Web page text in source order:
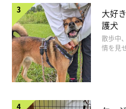
大好
護犬
表情
散歩中
情を見